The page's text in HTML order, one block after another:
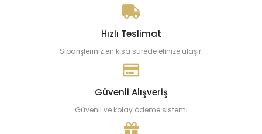
Hızlı Teslimat
Siparişleriniz en kısa sürede elinize ulaşır.
Güvenli Alışveriş
Güvenli ve kolay ödeme sistemi